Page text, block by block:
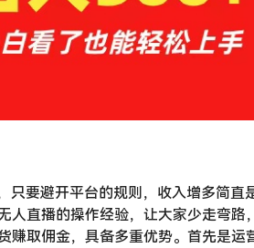
只要避开平台的规则，收入增多简
人直播的操作经验，让大家少走弯路
赚取佣金，具备多重优势。首先是